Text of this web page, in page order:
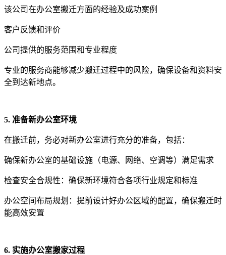
该公司在办公室搬迁方面的经验及成功案例
客户反馈和评价
公司提供的服务范围和专业程度
专业的服务商能够减少搬迁过程中的风险，确保设备和资料安
全到达新地点。
5. 准备新办公室环境
在搬迁前，务必对新办公室进行充分的准备，包括：
确保新办公室的基础设施（电源、网络、空调等）满足需求
检查安全合规性：确保新环境符合各项行业规定和标准
办公空间布局规划：提前设计好办公区域的配置，确保搬迁时
能高效安置
6. 实施办公室搬家过程